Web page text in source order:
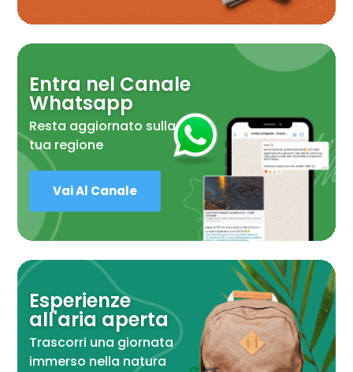
Entra nel Canale
Whatsapp
Resta aggiornato sulla
tua regione
Vai Al Canale
Esperienze
all'aria aperta
Trascorri una giornata
immerso nella natura